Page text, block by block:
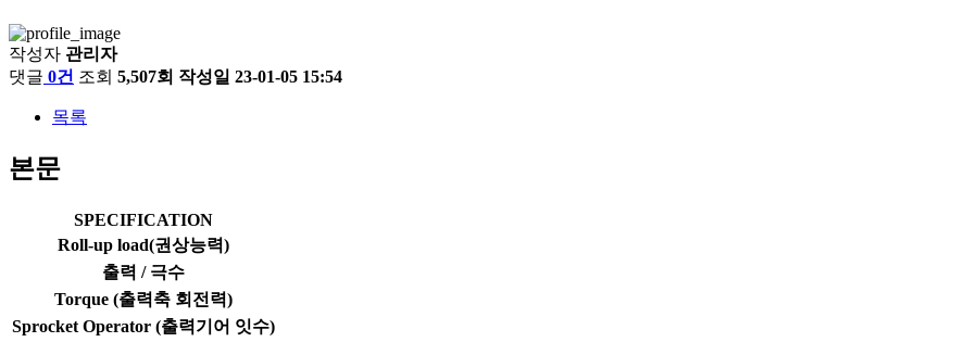
작성자 관리자
댓글 0건 조회 5,507회 작성일 23-01-05 15:54
목록
본문
SPECIFICATION
Roll-up load(권상능력)
출력 / 극수
Torque (출력축 회전력)
Sprocket Operator (출력기어 잇수)